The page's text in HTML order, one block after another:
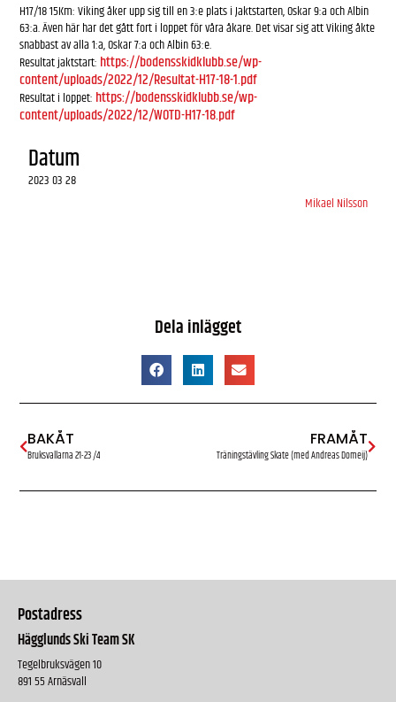
Datum
2023 03 28
Mikael Nilsson
H17/18 15Km: Viking åker upp sig till en 3:e plats i Jaktstarten, Oskar 9:a och Albin
63:a. Även här har det gått fort i loppet för våra åkare. Det visar sig att Viking åkte
snabbast av alla 1:a, Oskar 7:a och Albin 63:e.
Resultat jaktstart: https://bodensskidklubb.se/wp-
content/uploads/2022/12/Resultat-H17-18-1.pdf
Resultat i loppet: https://bodensskidklubb.se/wp-
content/uploads/2022/12/WOTD-H17-18.pdf
Dela inlägget
BAKÅT
Bruksvallarna 21-23 /4
FRAMÅT
Träningstävling Skate (med Andreas Domeij)
Postadress
Hägglunds Ski Team SK
Tegelbruksvägen 10
891 55 Arnäsvall